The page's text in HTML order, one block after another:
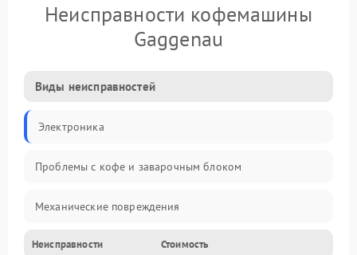
Неисправности кофемашины
Gaggenau
Виды неисправностей
Электроника
Проблемы с кофе и заварочным блоком
Механические повреждения
Прочие неисправности
Неисправности Стоимость